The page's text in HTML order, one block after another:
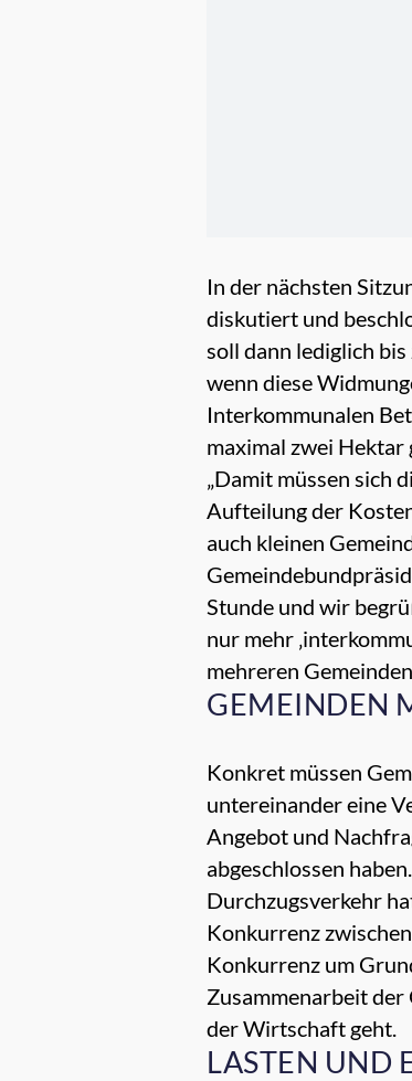
In der nächsten
diskutiert und
soll dann lediglich
wenn diese
Interkommunalen
maximal zwei
„Damit müssen sich
Aufteilung der
auch kleinen
Stunde und wir
nur mehr
mehreren
GEMEINDEN
Konkret müssen
untereinander eine
Angebot und
abgeschlossen haben.
Durchzugsverkehr
Konkurrenz
Konkurrenz um
Zusammenarbeit
der Wirtschaft geht.
LASTEN UND